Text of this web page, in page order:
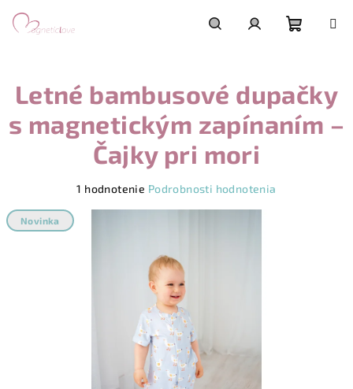
košík
Letné bambusové dupačky
s magnetickým zapínaním –
Čajky pri mori
produktu
je
1 hodnotenie Podrobnosti hodnotenia
Novinka